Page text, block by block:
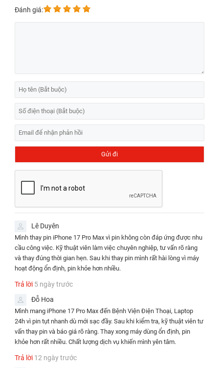
Thoại, Laptop 24h chỉ từ 2.000.000đ với thời gian bảo hành lên đến
15 tháng.
Bảng giá dịch vụ thay pin iPhone 17 Pro Max
DỊCH VỤ GIÁ
GIAN SỬA
BẢO
✅Thay Pin iPhone 17 Pro Max
Liên hệ
hành 12
✅Thay Pin iPhone 17 Pro Max
⭐2.000.000đ
⌛15 - 30
✅Thay Pin iPhone 17 Pro Max
Best
phút
tháng
✅Thay Pin iPhone 17 Pro Max
Pisen
Liên hệ
Bảo
✅Hao Pin trên Main iPhone 17 Pro
Max
tháng
Lưu ý:
Giá trên đã bao gồm công thợ, không phát sinh thêm bất kỳ chi
phí khác
Đánh giá:
Lê Duyên
Mình thay pin iPhone 17 Pro Max vì pin không còn đáp ứng được nhu
cầu công việc. Kỹ thuật viên làm việc chuyên nghiệp, tư vấn rõ ràng
và thay đúng thời gian hẹn. Sau khi thay pin mình rất hài lòng vì máy
hoạt động ổn định, pin khỏe hơn nhiều.
Trả lời 5 ngày trước
Đỗ Hoa
Mình mang iPhone 17 Pro Max đến Bệnh Viện Điện Thoại, Laptop
24h vì pin tụt nhanh dù mới sạc đầy. Sau khi kiểm tra, kỹ thuật viên tư
vấn thay pin và báo giá rõ ràng. Thay xong máy dùng ổn định, pin
khỏe hơn rất nhiều. Chất lượng dịch vụ khiến mình yên tâm.
Trả lời 12 ngày trước